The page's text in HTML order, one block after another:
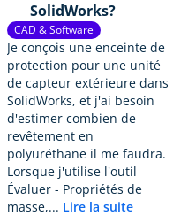
SolidWorks?
CAD & Software
Je conçois une enceinte de
protection pour une unité
de capteur extérieure dans
SolidWorks, et j'ai besoin
d'estimer combien de
revêtement en
polyuréthane il me faudra.
Lorsque j'utilise l'outil
Évaluer - Propriétés de
masse,... Lire la suite